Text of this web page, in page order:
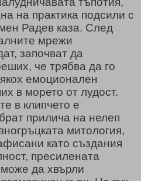
на практика подсили с
Радев каза. След
мрежи
започват да
че трябва да го
емоционален
в морето от лудост.
в клипчето е
прилича на нелеп
митология,
като създания
пресилената
може да хвърли